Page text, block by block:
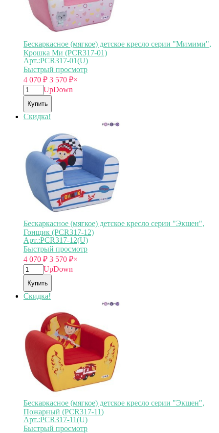
Бескаркасное (мягкое) детское кресло серии "Мимими",
Крошка Ми (PCR317-01)
Арт.:PCR317-01(U)
Быстрый просмотр
4 070 ₽ 3 570 ₽×
UpDown
Купить
Скидка!
Бескаркасное (мягкое) детское кресло серии "Экшен",
Гонщик (PCR317-12)
Арт.:PCR317-12(U)
Быстрый просмотр
4 070 ₽ 3 570 ₽×
UpDown
Купить
Скидка!
Бескаркасное (мягкое) детское кресло серии "Экшен",
Пожарный (PCR317-11)
Арт.:PCR317-11(U)
Быстрый просмотр